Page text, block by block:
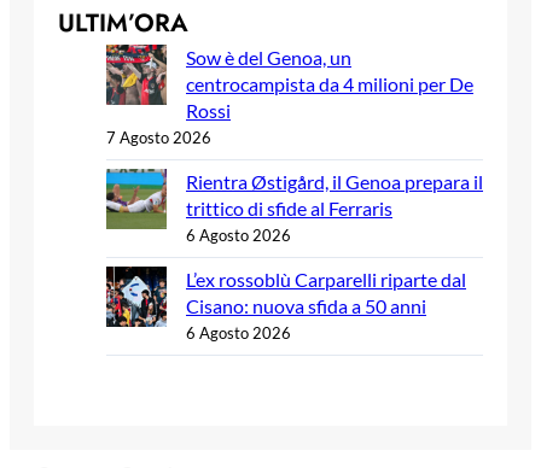
ULTIM’ORA
Sow è del Genoa, un
centrocampista da 4 milioni per De
Rossi
7 Agosto 2026
Rientra Østigård, il Genoa prepara il
trittico di sfide al Ferraris
6 Agosto 2026
L’ex rossoblù Carparelli riparte dal
Cisano: nuova sfida a 50 anni
6 Agosto 2026